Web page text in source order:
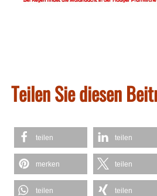
Teilen Sie diesen
teilen teilen
merken teilen
teilen teilen